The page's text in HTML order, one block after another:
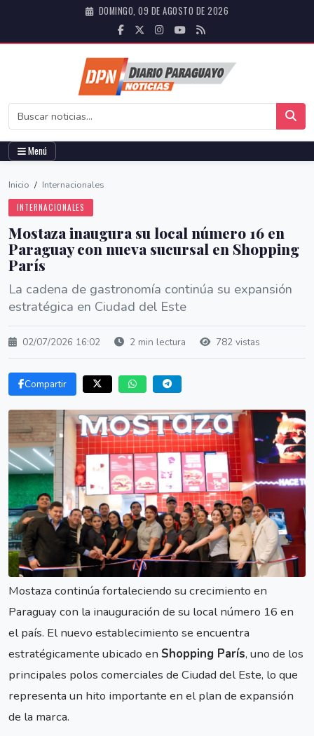
DOMINGO, 09 DE AGOSTO DE 2026
Menú
Inicio / Internacionales
INTERNACIONALES
Mostaza inaugura su local número 16 en
Paraguay con nueva sucursal en Shopping
París
La cadena de gastronomía continúa su expansión
estratégica en Ciudad del Este
02/07/2026 16:02 2 min lectura 782 vistas
Compartir
Mostaza continúa fortaleciendo su crecimiento en
Paraguay con la inauguración de su local número 16 en
el país. El nuevo establecimiento se encuentra
estratégicamente ubicado en Shopping París, uno de los
principales polos comerciales de Ciudad del Este, lo que
representa un hito importante en el plan de expansión
de la marca.